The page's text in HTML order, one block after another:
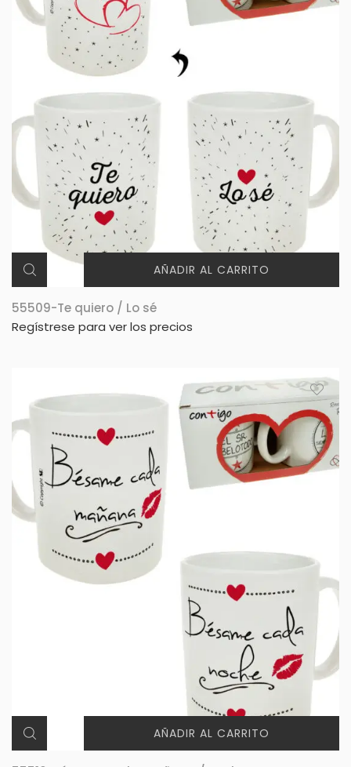
AÑADIR AL CARRITO
55509-Te quiero / Lo sé
Regístrese para ver los precios
AÑADIR AL CARRITO